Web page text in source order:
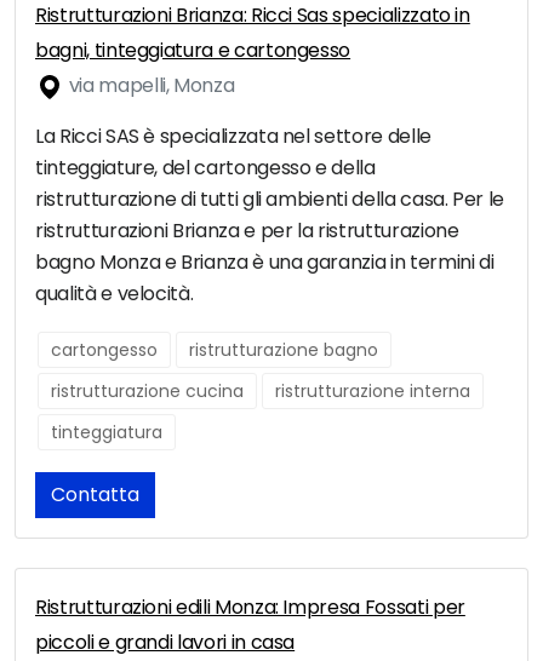
Ristrutturazioni Brianza: Ricci Sas specializzato in
bagni, tinteggiatura e cartongesso
via mapelli, Monza
La Ricci SAS è specializzata nel settore delle
tinteggiature, del cartongesso e della
ristrutturazione di tutti gli ambienti della casa. Per le
ristrutturazioni Brianza e per la ristrutturazione
bagno Monza e Brianza è una garanzia in termini di
qualità e velocità.
cartongesso
ristrutturazione bagno
ristrutturazione cucina
ristrutturazione interna
tinteggiatura
Contatta
Ristrutturazioni edili Monza: Impresa Fossati per
piccoli e grandi lavori in casa